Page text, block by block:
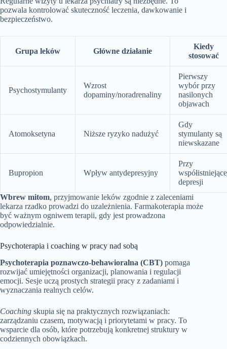
pozwala kontrolować skuteczność leczenia, dawkowanie i
bezpieczeństwo.
Grupa leków Główne działanie
Kiedy
stosować
Psychostymulanty
Wzrost
dopaminy/noradrenaliny
Pierwszy
wybór przy
nasilonych
objawach
Atomoksetyna Niższe ryzyko nadużyć
Gdy
stymulanty są
niewskazane
Bupropion Wpływ antydepresyjny
Przy
depresji
Wbrew mitom, przyjmowanie leków zgodnie z zaleceniami
lekarza rzadko prowadzi do uzależnienia. Farmakoterapia może
być ważnym ogniwem terapii, gdy jest prowadzona
odpowiedzialnie.
Psychoterapia i coaching w pracy nad sobą
Psychoterapia poznawczo‑behawioralna (CBT) pomaga
rozwijać umiejętności organizacji, planowania i regulacji
emocji. Sesje uczą prostych strategii pracy z zadaniami i
wyznaczania realnych celów.
Coaching skupia się na praktycznych rozwiązaniach:
zarządzaniu czasem, motywacją i priorytetami w pracy. To
wsparcie dla osób, które potrzebują konkretnej struktury w
codziennych obowiązkach.